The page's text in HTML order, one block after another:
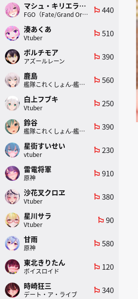
マシュ・キリエライト
FGO（Fate/Grand Order）
emoji_flags 440
湊あくあ
Vtuber
emoji_flags 510
ボルチモア
アズールレーン
emoji_flags 390
鹿島
艦隊これくしょん-艦これ-
emoji_flags 560
白上フブキ
Vtuber
emoji_flags 250
鈴谷
艦隊これくしょん-艦これ-
emoji_flags 390
星街すいせい
vtuber
emoji_flags 230
雷電将軍
原神
emoji_flags 910
沙花叉クロヱ
Vtuber
emoji_flags 380
星川サラ
Vtuber
emoji_flags 90
甘雨
原神
emoji_flags 580
東北きりたん
ボイスロイド
emoji_flags 120
時崎狂三
デート・ア・ライブ
emoji_flags 340